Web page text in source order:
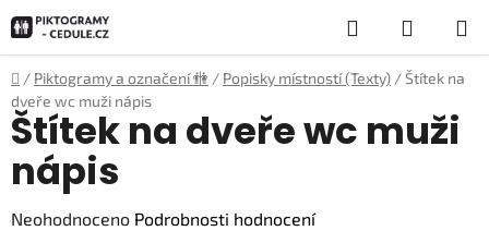
na
obsah
Hledat
KOŠÍK
Domů
/ Piktogramy a označení 🚻 / Popisky místností (Texty) /Štítek na
dveře wc muži nápis
Štítek na dveře wc muži
nápis
Průměrné
Neohodnoceno Podrobnosti hodnocení